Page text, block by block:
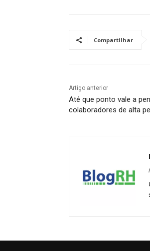
Compartilhar
Artigo anterior
Até que ponto vale a
colaboradores de alta